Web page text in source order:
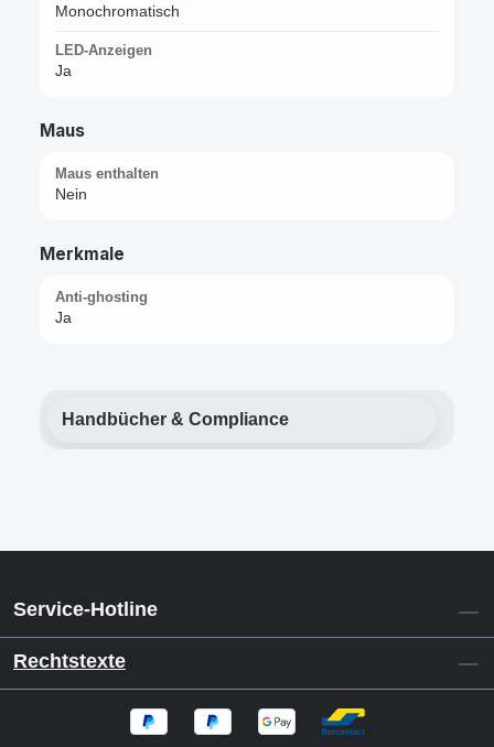
Monochromatisch
LED-Anzeigen
Ja
Maus
Maus enthalten
Nein
Merkmale
Anti-ghosting
Ja
Handbücher & Compliance
Service-Hotline
Rechtstexte